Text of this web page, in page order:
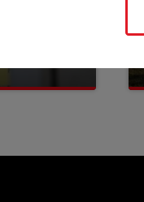
LA...